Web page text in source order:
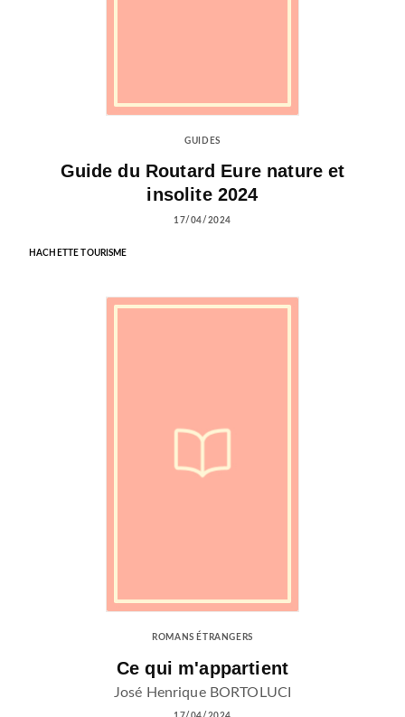
GUIDES
Guide du Routard Eure nature et
insolite 2024
17/04/2024
HACHETTE TOURISME
ROMANS ÉTRANGERS
Ce qui m'appartient
José Henrique BORTOLUCI